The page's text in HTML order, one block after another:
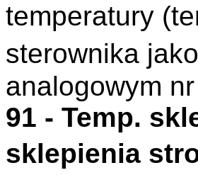
temperatury
sterownika
analogowym
91 - Temp.
sklepienia